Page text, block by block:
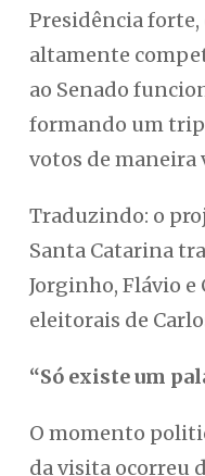
Presidência
altamente
ao Senado
formando um
votos de maneira
Traduzindo: o
Santa Catarina
Jorginho, Flávio e
eleitorais de
“Só existe um
O momento
da visita ocorreu